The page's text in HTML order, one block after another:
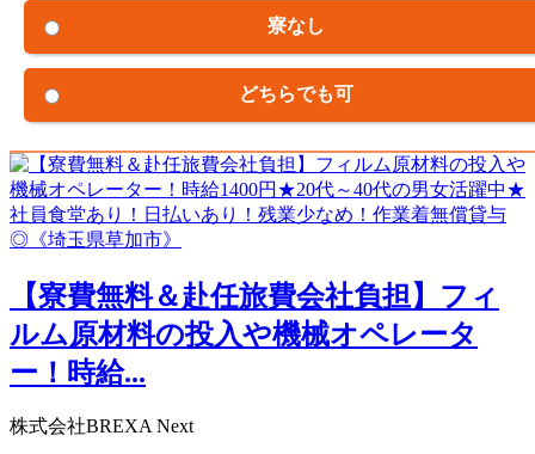
寮なし
どちらでも可
【寮費無料＆赴任旅費会社負担】フィ
ルム原材料の投入や機械オペレータ
ー！時給...
株式会社BREXA Next